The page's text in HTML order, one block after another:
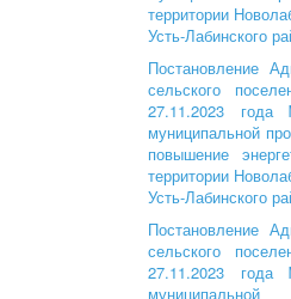
территории
Усть-Лабинского
Постановление
сельского
27.11.2023
муниципальной
повышение
территории
Усть-Лабинского
Постановление
сельского
27.11.2023